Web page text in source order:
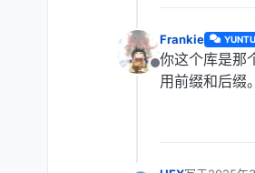
离线
Frankie YUNTU
你这个库是那
用前缀和后缀。